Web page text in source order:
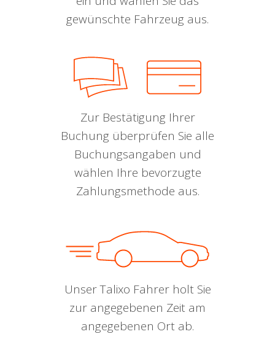
gewünschte Fahrzeug aus.
Zur Bestätigung Ihrer
Buchung überprüfen Sie alle
Buchungsangaben und
wählen Ihre bevorzugte
Zahlungsmethode aus.
Unser Talixo Fahrer holt Sie
zur angegebenen Zeit am
angegebenen Ort ab.